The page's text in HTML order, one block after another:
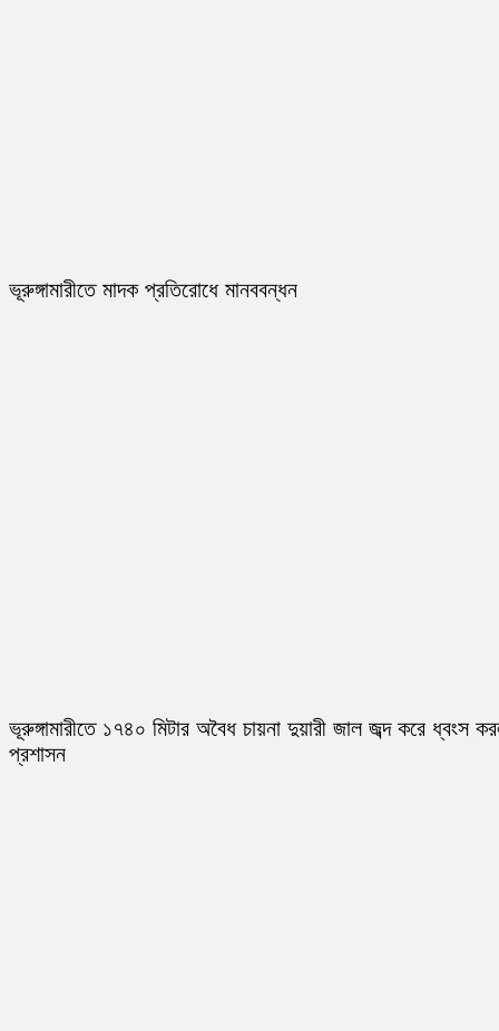
ভূরুঙ্গামারীতে মাদক প্রতিরোধে মানববন্ধন
ভূরুঙ্গামারীতে ১৭৪০ মিটার অবৈধ চায়না দুয়ারী জাল জব্দ করে ধ্বংস
প্রশাসন